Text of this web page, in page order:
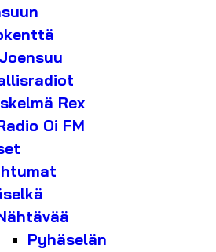
Rex
Oi FM
Pyhäselän